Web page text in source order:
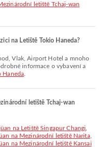
letiště Tchaj-wan
na Letiště Tokio Haneda?
informace o vybavení a
Haneda
letiště Tchaj-wan
na Letiště Singapur Changi
na Mezinárodní letiště Narita,
na Mezinárodní letiště Kansai